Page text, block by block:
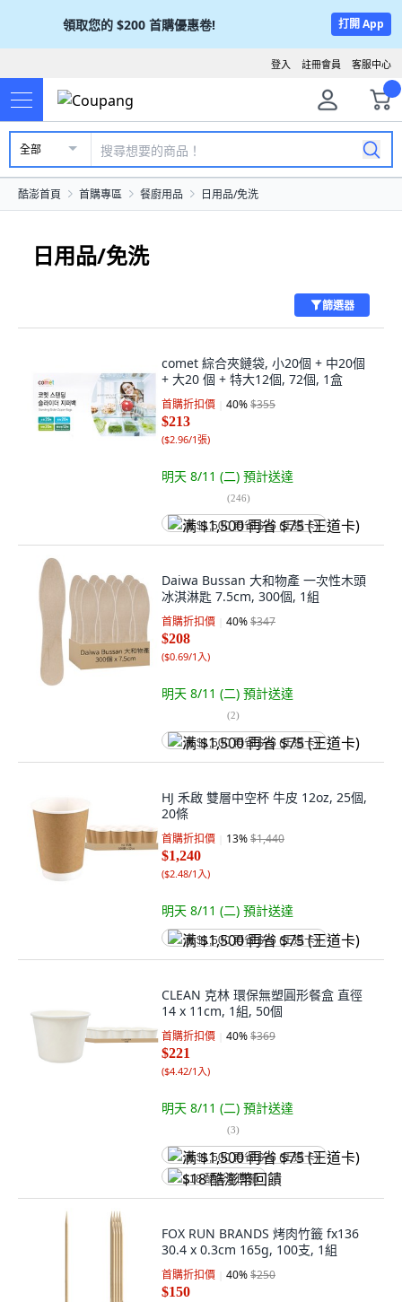
領取您的 $200 首購優惠卷! 打開 App
客服中心
註冊會員
登入
全部
酷澎首頁 首購專區 餐廚用品 日用品/免洗
日用品/免洗
篩選器
comet 綜合夾鏈袋, 小20個 + 中20個
+ 大20 個 + 特大12個, 72個, 1盒
首購折扣價 40%$355
$213
($2.96/1張)
明天 8/11 (二) 預計送達
(246)
满 $1,500 再省 $75 (王道卡)
Daiwa Bussan 大和物產 一次性木頭
冰淇淋匙 7.5cm, 300個, 1組
首購折扣價 40%$347
$208
($0.69/1入)
明天 8/11 (二) 預計送達
(2)
满 $1,500 再省 $75 (王道卡)
HJ 禾啟 雙層中空杯 牛皮 12oz, 25個,
20條
首購折扣價 13%$1,440
$1,240
($2.48/1入)
明天 8/11 (二) 預計送達
满 $1,500 再省 $75 (王道卡)
CLEAN 克林 環保無塑圓形餐盒 直徑
14 x 11cm, 1組, 50個
首購折扣價 40%$369
$221
($4.42/1入)
明天 8/11 (二) 預計送達
(3)
满 $1,500 再省 $75 (王道卡)
$18 酷澎幣回饋
FOX RUN BRANDS 烤肉竹籤 fx136
30.4 x 0.3cm 165g, 100支, 1組
首購折扣價 40%$250
$150